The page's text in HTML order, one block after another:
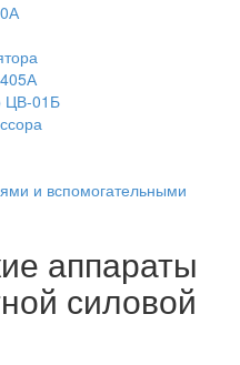
ЦВ-01Б
и вспомогательными
аппараты
силовой